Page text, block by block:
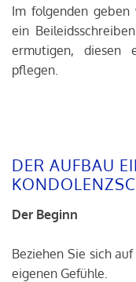
Im folgenden
ein
ermutigen, diesen
pflegen.
DER AUFBAU
Der Beginn
Beziehen Sie sich
eigenen Gefühle.